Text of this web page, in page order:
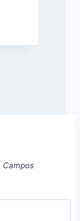
Campos